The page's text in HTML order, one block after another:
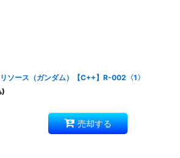
リソース（ガンダム）【C++】R-002〈1〉
)
売却する